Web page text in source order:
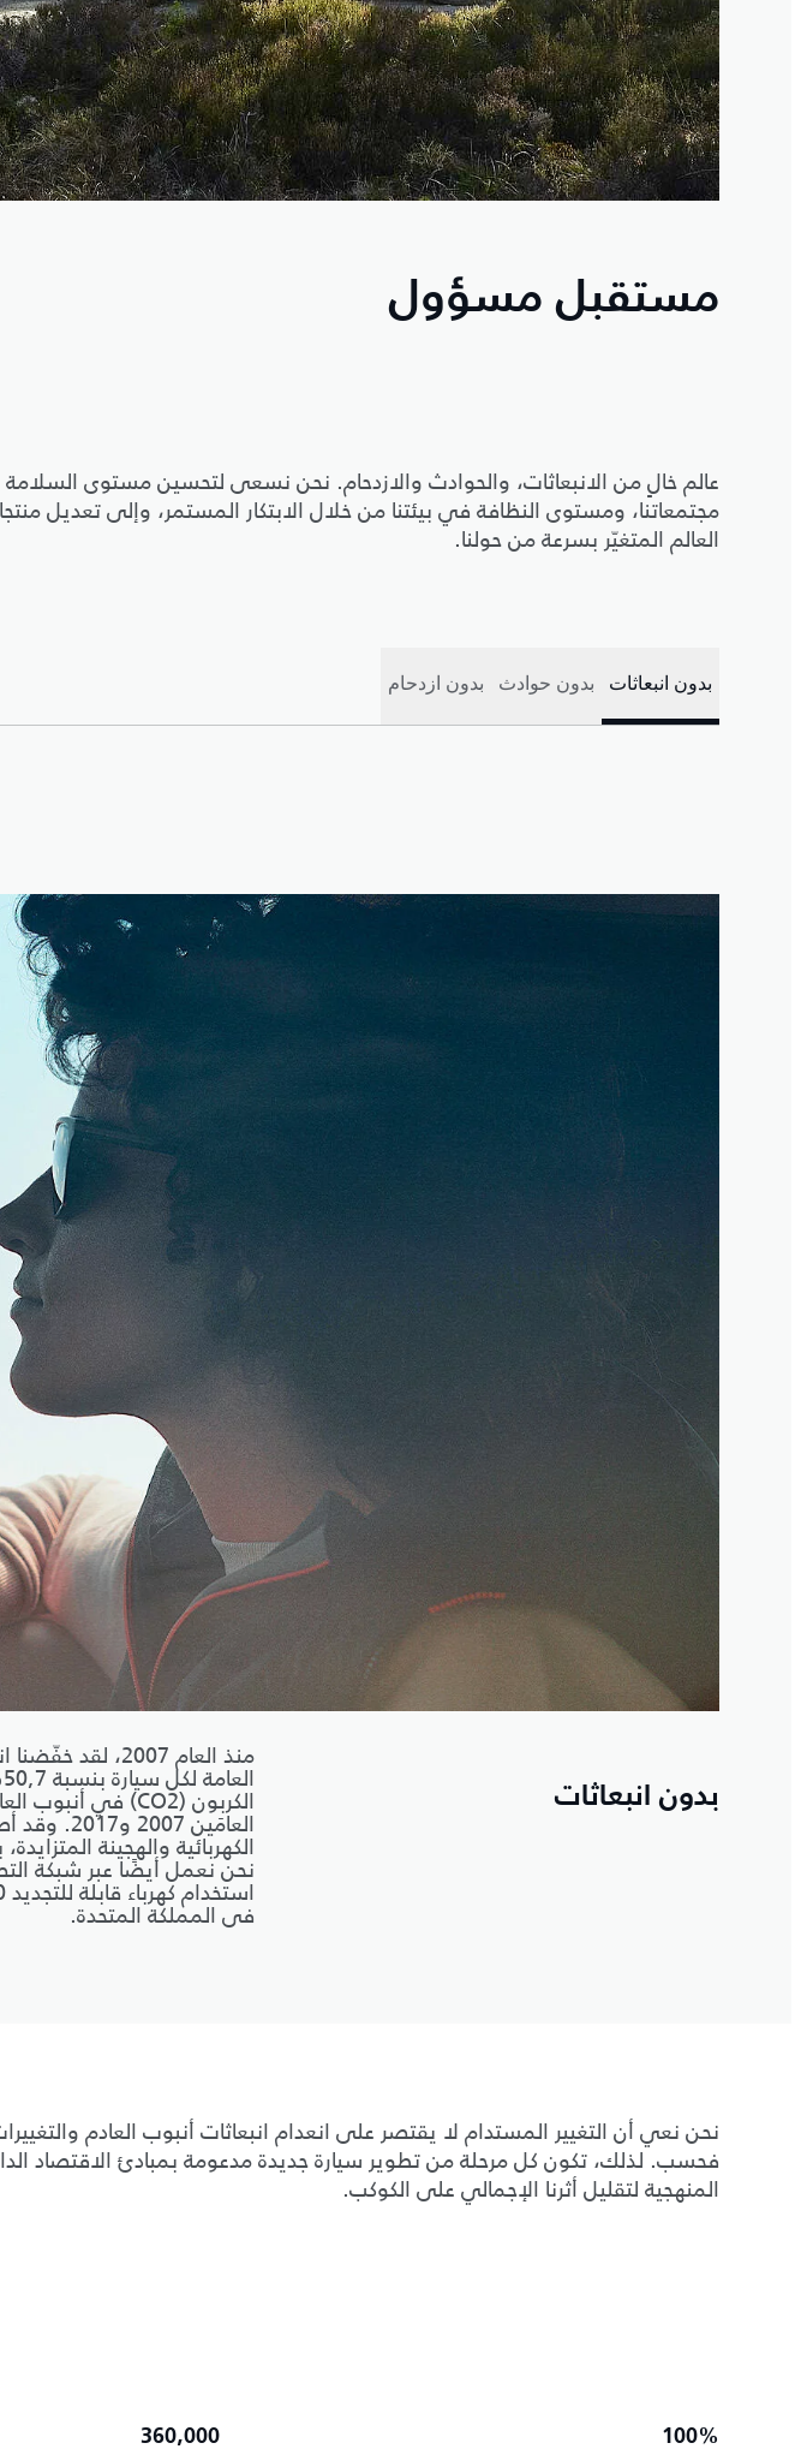
مستقبل مسؤول
عالم خالٍ من الانبعاثات، والحوادث والازدحام. نحن نسعى لتحسين مستوى
مجتمعاتنا، ومستوى النظافة في بيئتنا من خلال الابتكار المستمر، وإلى تعديل
العالم المتغيّر بسرعة من حولنا.
بدون انبعاثات بدون حوادث بدون ازدحام
بدون انبعاثات
العامَين
الكهربائية والهجينة
نحن نعمل أيضًا عبر شبكة
في المملكة المتحدة.
نحن نعي أن التغيير المستدام لا يقتصر على انعدام انبعاثات أنبوب العادم
فحسب. لذلك، تكون كل مرحلة من تطوير سيارة جديدة مدعومة بمبادئ الاقتصاد
المنهجية لتقليل أثرنا الإجمالي على الكوكب.
100%
360,000